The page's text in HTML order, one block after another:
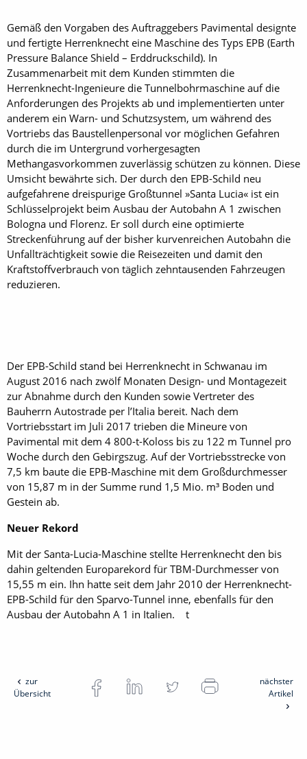
Gemäß den Vorgaben des Auftraggebers Pavimental designte
und fertigte Herrenknecht eine Maschine des Typs EPB (Earth
Pressure Balance Shield – Erddruckschild). In
Zusammenarbeit mit dem Kunden stimmten die
Herrenknecht-Ingenieure die Tunnelbohrmaschine auf die
Anforderungen des Projekts ab und implementierten unter
anderem ein Warn- und Schutzsystem, um während des
Vortriebs das Baustellenpersonal vor möglichen Gefahren
durch die im Untergrund vorhergesagten
Methangasvorkommen zuverlässig schützen zu können. Diese
Umsicht bewährte sich. Der durch den EPB-Schild neu
aufgefahrene dreispurige Großtunnel »Santa Lucia« ist ein
Schlüsselprojekt beim Ausbau der Autobahn A 1 zwischen
Bologna und Florenz. Er soll durch eine optimierte
Streckenführung auf der bisher kurvenreichen Autobahn die
Unfallträchtigkeit sowie die Reisezeiten und damit den
Kraftstoffverbrauch von täglich zehntausenden Fahrzeugen
reduzieren.
Der EPB-Schild stand bei Herrenknecht in Schwanau im
August 2016 nach zwölf Monaten Design- und Montagezeit
zur Abnahme durch den Kunden sowie Vertreter des
Bauherrn Autostrade per l’Italia bereit. Nach dem
Vortriebsstart im Juli 2017 trieben die Mineure von
Pavimental mit dem 4 800-t-Koloss bis zu 122 m Tunnel pro
Woche durch den Gebirgszug. Auf der Vortriebsstrecke von
7,5 km baute die EPB-Maschine mit dem Großdurchmesser
von 15,87 m in der Summe rund 1,5 Mio. m³ Boden und
Gestein ab.
Neuer Rekord
Mit der Santa-Lucia-Maschine stellte Herrenknecht den bis
dahin geltenden Europarekord für TBM-Durchmesser von
15,55 m ein. Ihn hatte seit dem Jahr 2010 der Herrenknecht-
EPB-Schild für den Sparvo-Tunnel inne, ebenfalls für den
Ausbau der Autobahn A 1 in Italien. t
zur
Übersicht
nächster
Artikel